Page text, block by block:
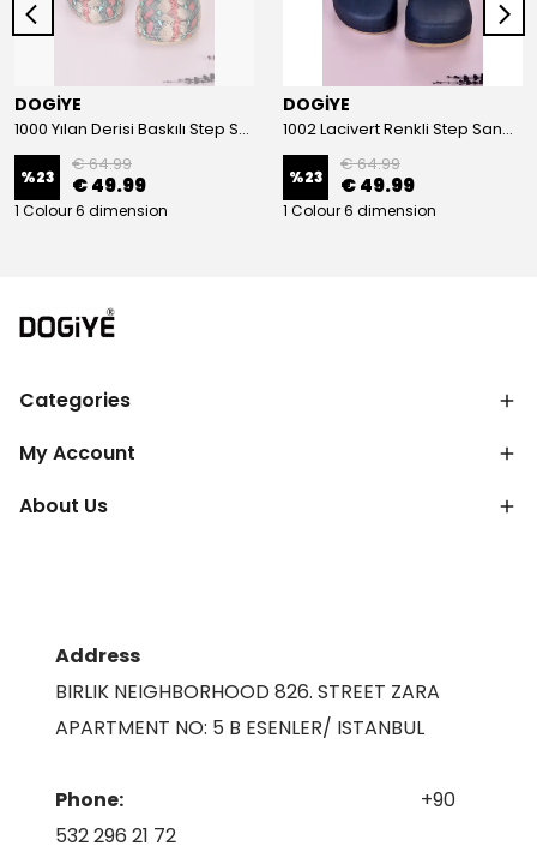
DOGİYE
1000 Yılan Derisi Baskılı Step Sandalet
%23
€ 64.99
€ 49.99
1 Colour 6 dimension
DOGİYE
1002 Lacivert Renkli Step Sandalet
%23
€ 64.99
€ 49.99
1 Colour 6 dimension
Categories
My Account
About Us
Address
BIRLIK NEIGHBORHOOD 826. STREET ZARA
APARTMENT NO: 5 B ESENLER/ ISTANBUL
Phone: +90
532 296 21 72